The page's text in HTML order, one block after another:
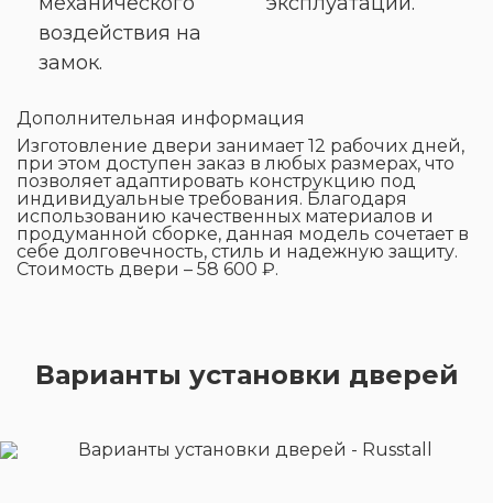
воздействия на
замок.
Дополнительная информация
Изготовление двери занимает 12 рабочих дней,
при этом доступен заказ в любых размерах, что
позволяет адаптировать конструкцию под
индивидуальные требования. Благодаря
использованию качественных материалов и
продуманной сборке, данная модель сочетает в
себе долговечность, стиль и надежную защиту.
Стоимость двери – 58 600 ₽.
Варианты установки дверей